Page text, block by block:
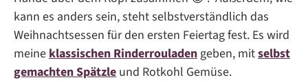
kann es anders sein, steht selbstverständlich das
Weihnachtsessen für den ersten Feiertag fest. Es wird
meineklassischen Rinderrouladengeben, mitselbst
gemachtenSpätzle und Rotkohl Gemüse.